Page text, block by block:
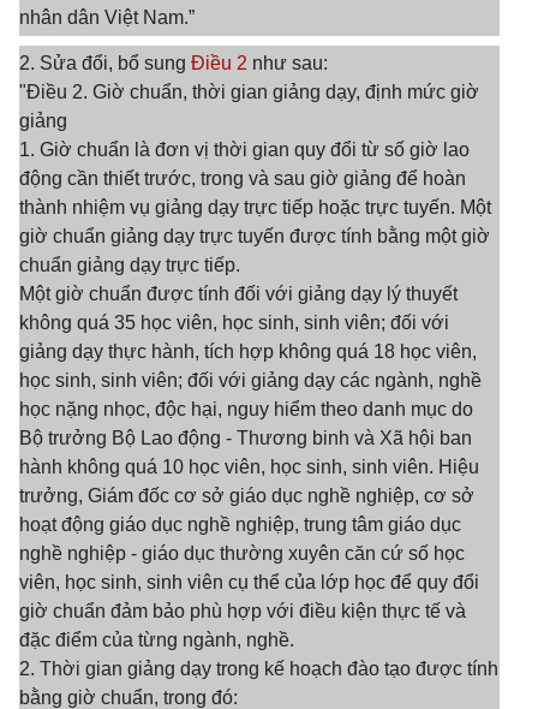
nhân dân Việt Nam.”
2. Sửa đổi, bổ sung Điều 2 như sau:
"Điều 2. Giờ chuẩn, thời gian giảng dạy, định mức giờ
giảng
1. Giờ chuẩn là đơn vị thời gian quy đổi từ số giờ lao
động cần thiết trước, trong và sau giờ giảng để hoàn
thành nhiệm vụ giảng dạy trực tiếp hoặc trực tuyến. Một
giờ chuẩn giảng dạy trực tuyến được tính bằng một giờ
chuẩn giảng dạy trực tiếp.
Một giờ chuẩn được tính đối với giảng dạy lý thuyết
không quá 35 học viên, học sinh, sinh viên; đối với
giảng dạy thực hành, tích hợp không quá 18 học viên,
học sinh, sinh viên; đối với giảng dạy các ngành, nghề
học nặng nhọc, độc hại, nguy hiểm theo danh mục do
Bộ trưởng Bộ Lao động - Thương binh và Xã hội ban
hành không quá 10 học viên, học sinh, sinh viên. Hiệu
trưởng, Giám đốc cơ sở giáo dục nghề nghiệp, cơ sở
hoạt động giáo dục nghề nghiệp, trung tâm giáo dục
nghề nghiệp - giáo dục thường xuyên căn cứ số học
viên, học sinh, sinh viên cụ thể của lớp học để quy đổi
giờ chuẩn đảm bảo phù hợp với điều kiện thực tế và
đặc điểm của từng ngành, nghề.
2. Thời gian giảng dạy trong kế hoạch đào tạo được tính
bằng giờ chuẩn, trong đó: